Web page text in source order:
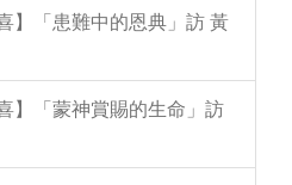
】「患難中的恩典」訪 黃
】「蒙神賞賜的生命」訪